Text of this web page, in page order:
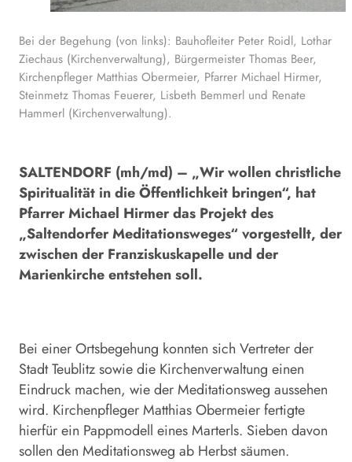
Bei der Begehung (von links): Bauhofleiter Peter Roidl, Lothar
Ziechaus (Kirchenverwaltung), Bürgermeister Thomas Beer,
Kirchenpfleger Matthias Obermeier, Pfarrer Michael Hirmer,
Steinmetz Thomas Feuerer, Lisbeth Bemmerl und Renate
Hammerl (Kirchenverwaltung).
SALTENDORF (mh/md) – „Wir wollen christliche
Spiritualität in die Öffentlichkeit bringen“, hat
Pfarrer Michael Hirmer das Projekt des
„Saltendorfer Meditationsweges“ vorgestellt, der
zwischen der Franziskuskapelle und der
Marienkirche entstehen soll.
Bei einer Ortsbegehung konnten sich Vertreter der
Stadt Teublitz sowie die Kirchenverwaltung einen
Eindruck machen, wie der Meditationsweg aussehen
wird. Kirchenpfleger Matthias Obermeier fertigte
hierfür ein Pappmodell eines Marterls. Sieben davon
sollen den Meditationsweg ab Herbst säumen.